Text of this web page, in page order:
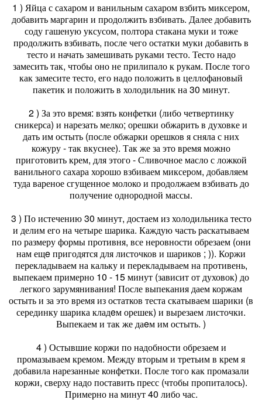
1 ) Яйца с сахаром и ванильным сахаром взбить миксером,
добавить маргарин и продолжить взбивать. Далее добавить
соду гашеную уксусом, полтора стакана муки и тоже
продолжить взбивать, после чего остатки муки добавить в
тесто и начать замешивать руками тесто. Тесто надо
замесить так, чтобы оно не прилипало к рукам. После того
как замесите тесто, его надо положить в целлофановый
пакетик и положить в холодильник на 30 минут.
2 ) За это время: взять конфетки (либо четвертинку
сникерса) и нарезать мелко; орешки обжарить в духовке и
дать им остыть (после обжарки орешков я сняла с них
кожуру - так вкуснее). Так же за это время можно
приготовить крем, для этого - Сливочное масло с ложкой
ванильного сахара хорошо взбиваем миксером, добавляем
туда вареное сгущенное молоко и продолжаем взбивать до
получение однородной массы.
3 ) По истечению 30 минут, достаем из холодильника тесто
и делим его на четыре шарика. Каждую часть раскатываем
по размеру формы противня, все неровности обрезаем (они
нам ещe пригодятся для листочков и шариков ; )). Коржи
перекладываем на кальку и перекладываем на противень,
выпекаем примерно 10 - 15 минут (зависит от духовок) до
легкого зарумянивания! После выпекания даем коржам
остыть и за это время из остатков теста скатываем шарики (в
серединку шарика кладeм орешек) и вырезаем листочки.
Выпекаем и так же даeм им остыть. )
4 ) Остывшие коржи по надобности обрезаем и
промазываем кремом. Между вторым и третьим в крем я
добавила нарезанные конфетки. После того как промазали
коржи, сверху надо поставить пресс (чтобы пропиталось).
Примерно на минут 40 либо час.